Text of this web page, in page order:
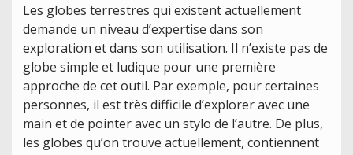
Les globes terrestres qui existent actuellement
demande un niveau d’expertise dans son
exploration et dans son utilisation. Il n’existe pas de
globe simple et ludique pour une première
approche de cet outil. Par exemple, pour certaines
personnes, il est très difficile d’explorer avec une
main et de pointer avec un stylo de l’autre. De plus,
les globes qu’on trouve actuellement, contiennent